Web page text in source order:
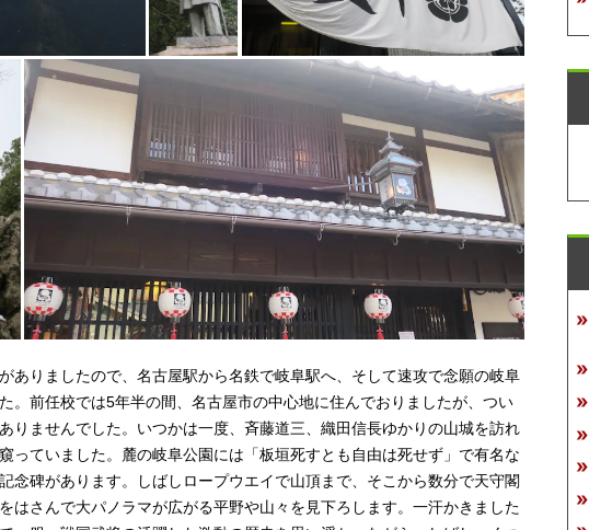
ありましたので、名古屋駅から名鉄で岐阜駅へ、そして速攻で念願の岐阜
。前任校では5年半の間、名古屋市の中心地に住んでおりましたが、つい
りませんでした。いつかは一度、斉藤道三、織田信長ゆかりの山城を訪れ
っていました。麓の岐阜公園には「板垣死すとも自由は死せず」で有名な
念碑があります。しばしロープウエイで山頂まで、そこから数分で天守閣
はさんで大パノラマが広がる平野や山々を見下ろします。一汗かきました